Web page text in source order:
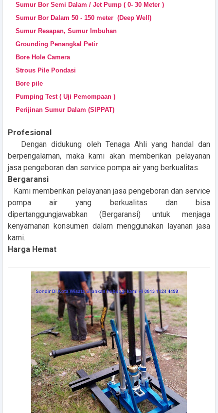
Sumur Bor Semi Dalam / Jet Pump ( 0- 30 Meter )
Sumur Bor Dalam 50 - 150 meter (Deep Well)
Sumur Resapan, Sumur Imbuhan
Grounding Penangkal Petir
Bore Hole Camera
Strous Pile Pondasi
Bore pile
Pumping Test ( Uji Pemompaan )
Perijinan Sumur Dalam (SIPPAT)
Profesional
Dengan didukung oleh Tenaga Ahli yang handal dan
berpengalaman, maka kami akan memberikan pelayanan
jasa pengeboran dan service pompa air yang berkualitas.
Bergaransi
Kami memberikan pelayanan jasa pengeboran dan service
pompa air yang berkualitas dan bisa
dipertanggungjawabkan (Bergaransi) untuk menjaga
kenyamanan konsumen dalam menggunakan layanan jasa
kami.
Harga Hemat